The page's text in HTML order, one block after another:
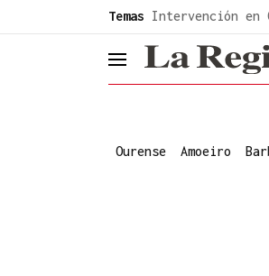
Temas Intervención en
header.menu.open
Ourense Amoeiro